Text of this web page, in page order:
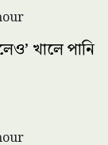
খালে পানি